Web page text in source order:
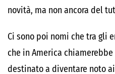
novità, ma non ancora del
Ci sono poi nomi che tra gli
che in America
destinato a diventare noto